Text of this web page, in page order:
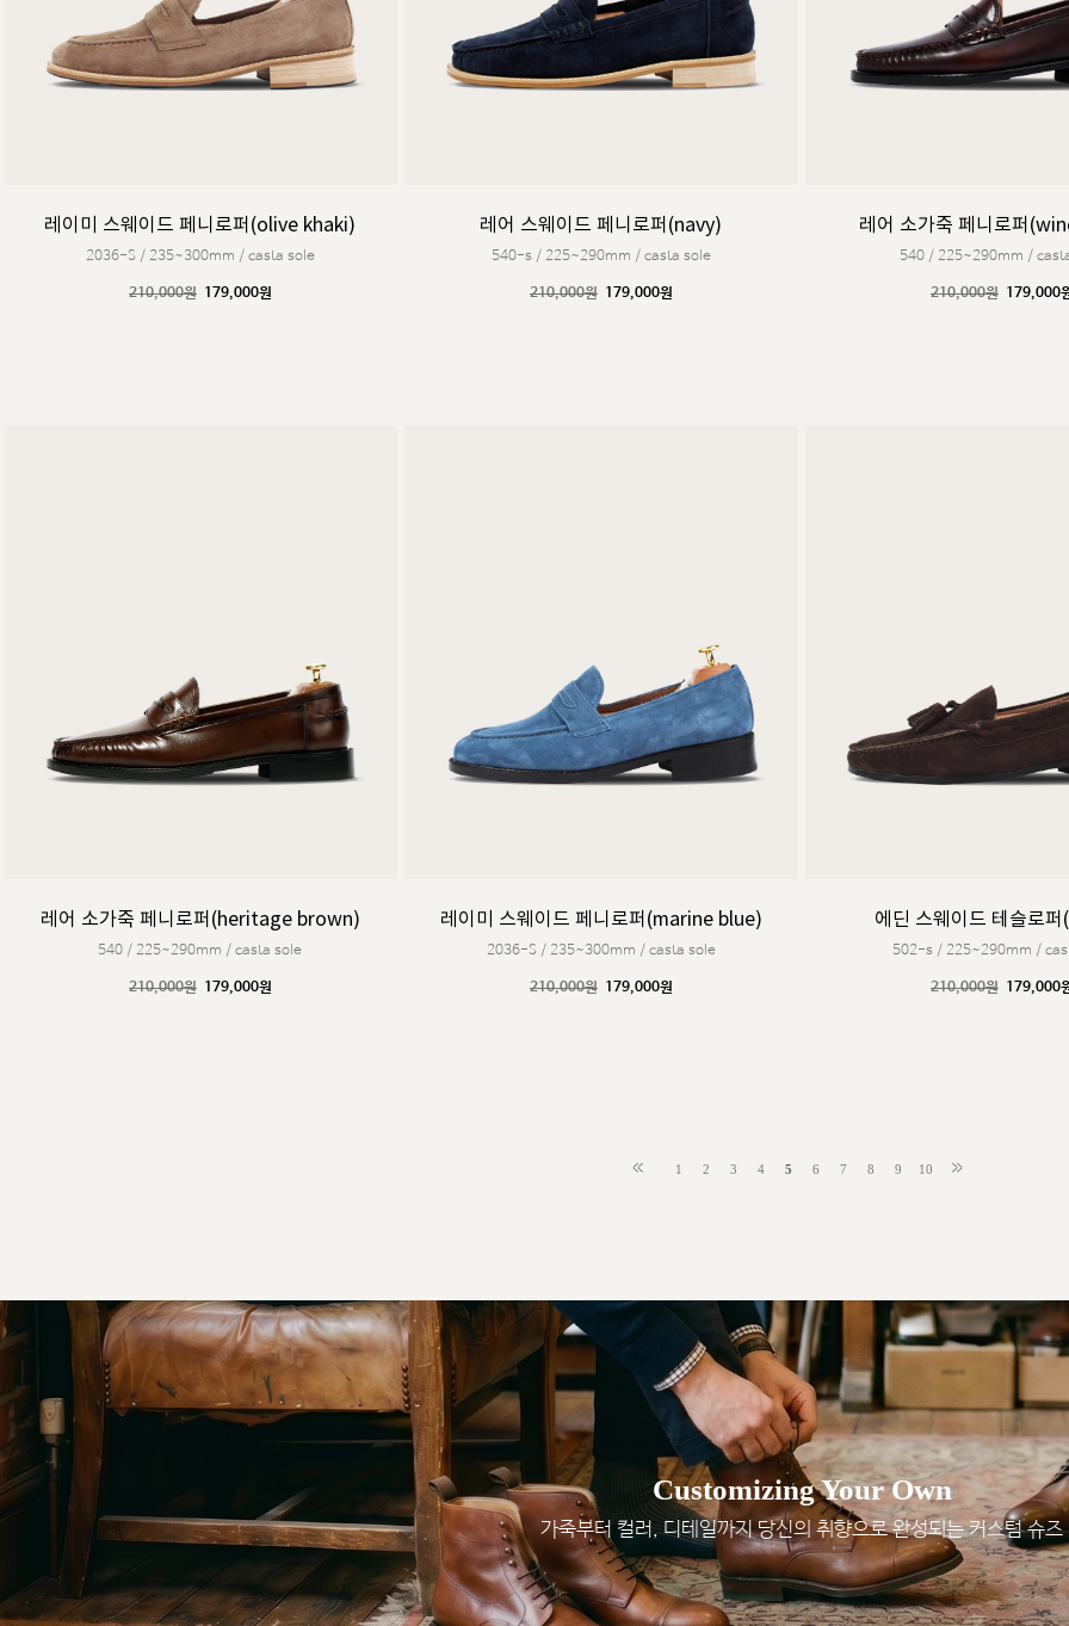
레이미 스웨이드 페니로퍼(olive khaki)
2036-S / 235~300mm / casta sole
210,000원 179,000원
레어 스웨이드 페니로퍼(navy)
540-s / 225~290mm / casta sole
210,000원 179,000원
레어 소가죽 페니로퍼
540 / 225~290mm /
210,000원 179,000
레어 소가죽 페니로퍼(heritage brown)
540 / 225~290mm / casta sole
210,000원 179,000원
레이미 스웨이드 페니로퍼(marine blue)
2036-S / 235~300mm / casta sole
210,000원 179,000원
에딘 스웨이드 테슬로
502-s / 225~290mm /
210,000원 179,000
1 2 3 4 5 6 7 8 9 10
Customizing Your Own
가죽부터 컬러, 디테일까지 당신의 취향으로 완성되는 커스텀 슈즈